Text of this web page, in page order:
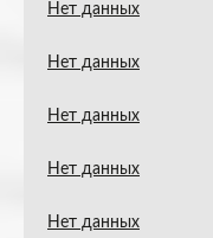
Нет данных
Нет данных
Нет данных
Нет данных
Нет данных